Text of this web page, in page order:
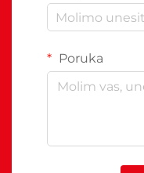
Poruka